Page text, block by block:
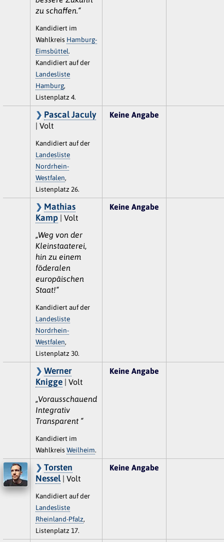
zu schaffen.“
Kandidiert im
Wahlkreis Hamburg-
Eimsbüttel.
Kandidiert auf der
Landesliste
Hamburg,
Listenplatz 4.
Pascal Jaculy
| Volt
Kandidiert auf der
Landesliste
Nordrhein-
Westfalen,
Listenplatz 26.
Keine Angabe
Mathias
Kamp| Volt
„Weg von der
Kleinstaaterei,
hin zu einem
föderalen
europäischen
Staat!“
Kandidiert auf der
Landesliste
Nordrhein-
Westfalen,
Listenplatz 30.
Keine Angabe
Werner
Knigge| Volt
„Vorausschauend
Integrativ
Transparent “
Kandidiert im
Wahlkreis Weilheim.
Keine Angabe
Torsten
Nessel | Volt
Kandidiert auf der
Landesliste
Rheinland-Pfalz,
Listenplatz 17.
Keine Angabe